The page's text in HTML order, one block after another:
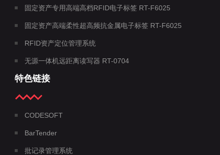
固定资产专用高端高档RFID电子标签 RT-F6025
固定资产高端柔性超高频抗金属电子标签 RT-F6025
RFID资产定位管理系统
无源一体机远距离读写器 RT-0704
特色链接
CODESOFT
BarTender
批记录管理系统